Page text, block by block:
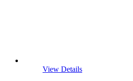
View Details